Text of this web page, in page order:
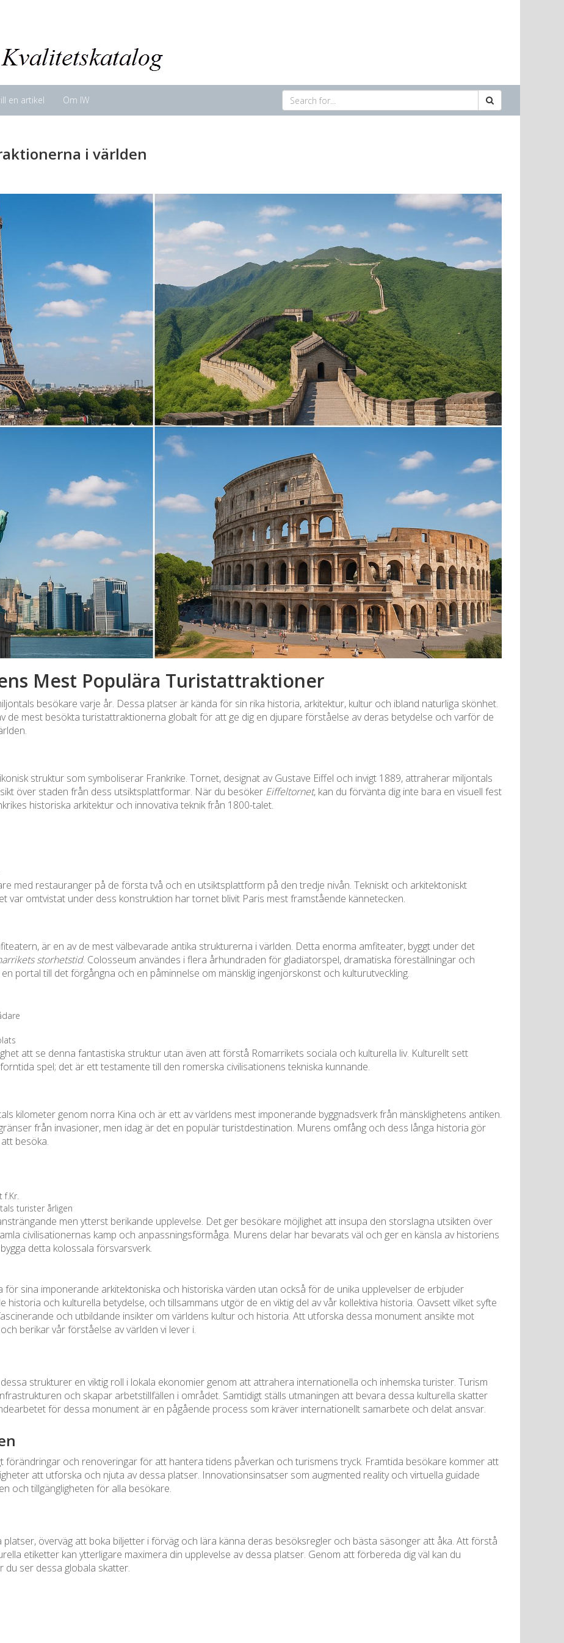
en artikel Om IW
i världen
Mest Populära Turistattraktioner
besökare varje år. Dessa platser är kända för sin rika historia, arkitektur, kultur och ibland naturliga skönhet.
de mest besökta turistattraktionerna globalt för att ge dig en djupare förståelse av deras betydelse och varför de
struktur som symboliserar Frankrike. Tornet, designat av Gustave Eiffel och invigt 1889, attraherar miljontals
över staden från dess utsiktsplattformar. När du besöker Eiffeltornet, kan du förvänta dig inte bara en visuell fest
historiska arkitektur och innovativa teknik från 1800-talet.
med restauranger på de första två och en utsiktsplattform på den tredje nivån. Tekniskt och arkitektoniskt
var omtvistat under dess konstruktion har tornet blivit Paris mest framstående kännetecken.
är en av de mest välbevarade antika strukturerna i världen. Detta enorma amfiteater, byggt under det
storhetstid. Colosseum användes i flera århundraden för gladiatorspel, dramatiska föreställningar och
portal till det förgångna och en påminnelse om mänsklig ingenjörskonst och kulturutveckling.
att se denna fantastiska struktur utan även att förstå Romarrikets sociala och kulturella liv. Kulturellt sett
spel; det är ett testamente till den romerska civilisationens tekniska kunnande.
kilometer genom norra Kina och är ett av världens mest imponerande byggnadsverk från mänsklighetens antiken.
från invasioner, men idag är det en populär turistdestination. Murens omfång och dess långa historia gör
besöka.
f.Kr.
turister årligen
men ytterst berikande upplevelse. Det ger besökare möjlighet att insupa den storslagna utsikten över
civilisationernas kamp och anpassningsförmåga. Murens delar har bevarats väl och ger en känsla av historiens
detta kolossala försvarsverk.
sina imponerande arkitektoniska och historiska värden utan också för de unika upplevelser de erbjuder
historia och kulturella betydelse, och tillsammans utgör de en viktig del av vår kollektiva historia. Oavsett vilket syfte
och utbildande insikter om världens kultur och historia. Att utforska dessa monument ansikte mot
berikar vår förståelse av världen vi lever i.
strukturer en viktig roll i lokala ekonomier genom att attrahera internationella och inhemska turister. Turism
och skapar arbetstillfällen i området. Samtidigt ställs utmaningen att bevara dessa kulturella skatter
för dessa monument är en pågående process som kräver internationellt samarbete och delat ansvar.
förändringar och renoveringar för att hantera tidens påverkan och turismens tryck. Framtida besökare kommer att
att utforska och njuta av dessa platser. Innovationsinsatser som augmented reality och virtuella guidade
och tillgängligheten för alla besökare.
överväg att boka biljetter i förväg och lära känna deras besöksregler och bästa säsonger att åka. Att förstå
etiketter kan ytterligare maximera din upplevelse av dessa platser. Genom att förbereda dig väl kan du
du ser dessa globala skatter.